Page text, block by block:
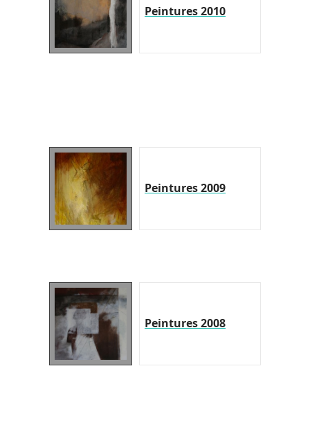
Peintures 2010
Peintures 2009
Peintures 2008